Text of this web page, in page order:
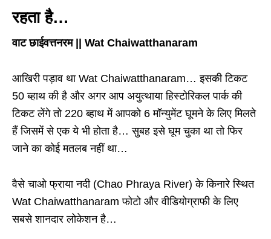
रहता है…
वाट छाईवत्तनरम || Wat Chaiwatthanaram
आखिरी पड़ाव था Wat Chaiwatthanaram… इसकी टिकट
50 ब्हाथ की है और अगर आप अयुत्थाया हिस्टोरिकल पार्क की
टिकट लेंगे तो 220 ब्हाथ में आपको 6 मॉन्युमेंट घूमने के लिए मिलते
हैं जिसमें से एक ये भी होता है… सुबह इसे घूम चुका था तो फिर
जाने का कोई मतलब नहीं था…
वैसे चाओ फ्राया नदी (Chao Phraya River) के किनारे स्थित
Wat Chaiwatthanaram फोटो और वीडियोग्राफी के लिए
सबसे शानदार लोकेशन है…